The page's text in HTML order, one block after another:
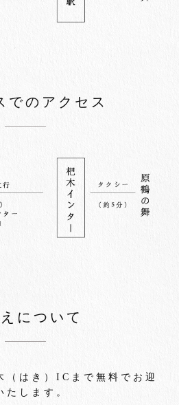
でのアクセス
について
（はき） IC まで無料でお迎
たします 。